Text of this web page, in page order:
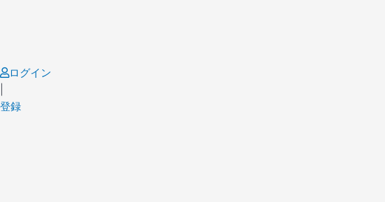
ログイン
登録